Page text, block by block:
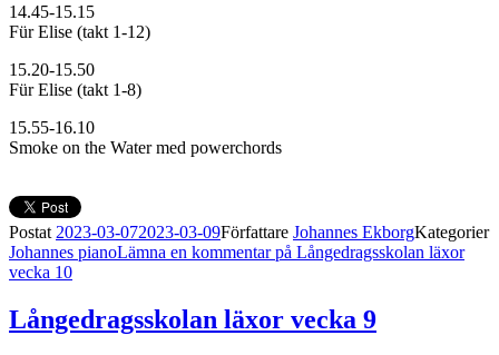
14.45-15.15
Für Elise (takt 1-12)
15.20-15.50
Für Elise (takt 1-8)
15.55-16.10
Smoke on the Water med powerchords
Postat 2023-03-072023-03-09Författare Johannes EkborgKategorier
Johannes pianoLämna en kommentarpå Långedragsskolan läxor
vecka 10
Långedragsskolan läxor vecka 9